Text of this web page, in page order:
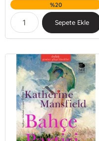
%20
Sepete Ekle